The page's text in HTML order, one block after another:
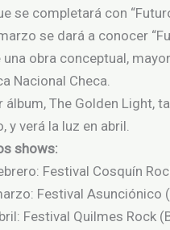
se completará con
se dará a conocer
obra conceptual,
Nacional Checa.
álbum, The Golden Light,
y verá la luz en abril.
shows:
Festival Cosquín
Festival Asunciónico
Festival Quilmes Rock